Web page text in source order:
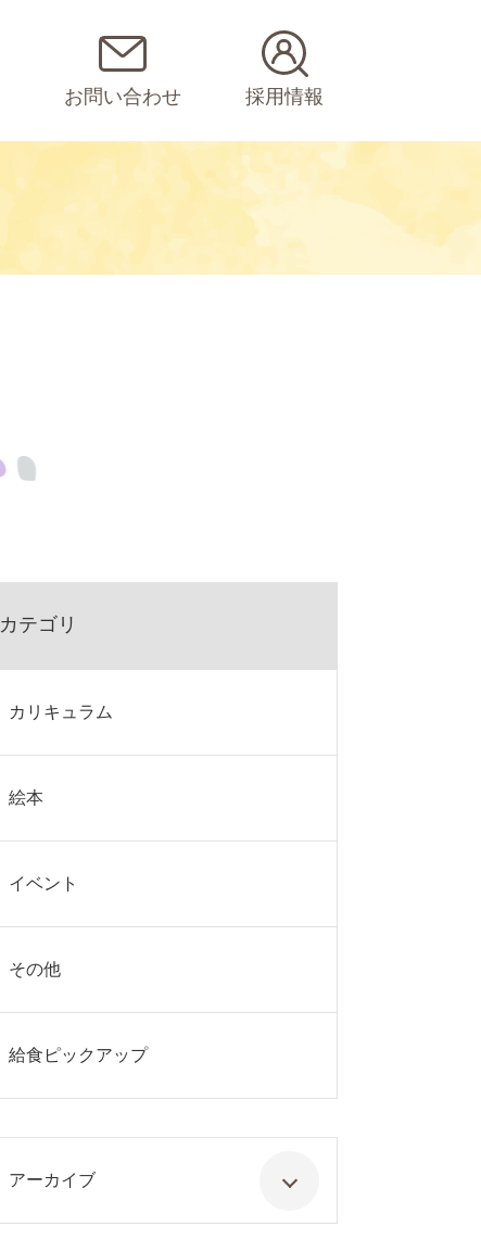
お問い合わせ 採用情報
カテゴリ
カリキュラム
絵本
イベント
その他
給食ピックアップ
アーカイブ